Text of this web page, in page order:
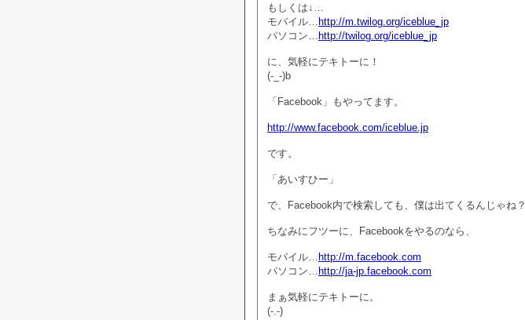
もしくは↓…
モバイル… http://m.twilog.org/iceblue_jp
パソコン… http://twilog.org/iceblue_jp
に、気軽にテキトーに！
(-_-)b
「Facebook」もやってます。
http://www.facebook.com/iceblue.jp
です。
「あいすひー」
で、Facebook内で検索しても、僕は出てくるんじゃね？
ちなみにフツーに、Facebookをやるのなら、
モバイル… http://m.facebook.com
パソコン… http://ja-jp.facebook.com
まぁ気軽にテキトーに。
(-.-)